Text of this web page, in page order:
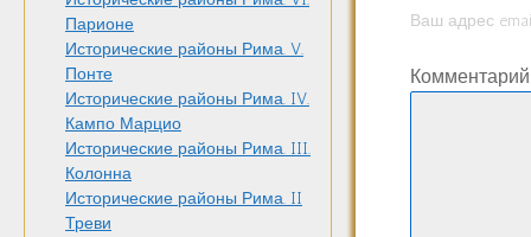
Парионе
Исторические районы Рима. V.
Понте
Исторические районы Рима. IV.
Кампо Марцио
Исторические районы Рима. III.
Колонна
Исторические районы Рима. II
Треви
Ваш адрес